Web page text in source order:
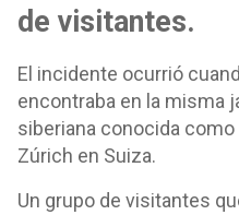
de visitantes.
El incidente ocurrió
encontraba en la misma
siberiana conocida como
Zúrich en Suiza.
Un grupo de visitantes